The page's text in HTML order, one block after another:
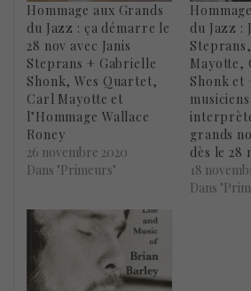
Hommage aux Grands
du Jazz : ça démarre le
28 nov avec Janis
Steprans + Gabrielle
Shonk, Wes Quartet,
Carl Mayotte et
l’Hommage Wallace
Roney
26 novembre 2020
Dans "Primeurs"
du Jazz :
Mayotte,
Shonk et
grands
dès le 28
18
Dans